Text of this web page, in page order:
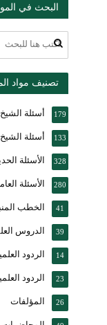
البحث في
تصنيف مواد
أسئلة 179
أسئلة الشيخ 133
الأسئلة 328
الأسئلة 280
الخطب 41
الدروس 39
الردود 14
الردود 23
المؤلفات 26